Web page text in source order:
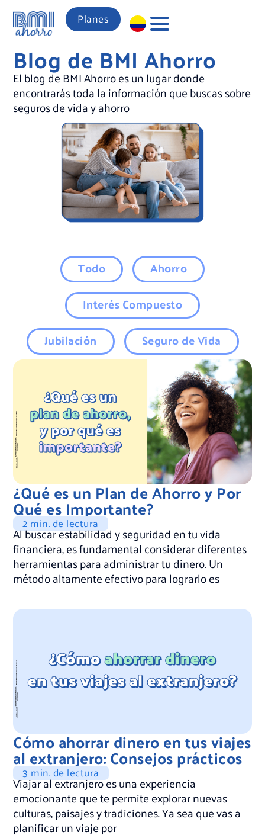
Planes
Blog de BMI Ahorro
El blog de BMI Ahorro es un lugar donde
encontrarás toda la información que buscas sobre
seguros de vida y ahorro
Todo
Ahorro
Interés Compuesto
Jubilación
Seguro de Vida
¿Qué es un Plan de Ahorro y Por
Qué es Importante?
2 min. de lectura
Al buscar estabilidad y seguridad en tu vida
financiera, es fundamental considerar diferentes
herramientas para administrar tu dinero. Un
método altamente efectivo para lograrlo es
Cómo ahorrar dinero en tus viajes
al extranjero: Consejos prácticos
3 min. de lectura
Viajar al extranjero es una experiencia
emocionante que te permite explorar nuevas
culturas, paisajes y tradiciones. Ya sea que vas a
planificar un viaje por